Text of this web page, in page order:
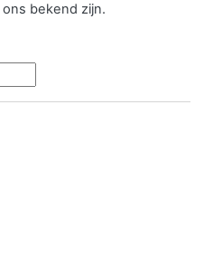
bekend zijn.